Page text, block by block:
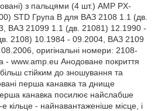
з пальцями (4 шт.) AMP PX-
STD Група В для ВАЗ 2108 1.1 (дв.
ВАЗ 21099 1.1 (дв. 21081) 12.1990 -
2108) 10.1984 - 09.2004, ВАЗ 2109
оригінальні номери: 2108-
- www.amp.eu Анодоване покриття
стійким до зношування та
перша канавка та днище
канавка посилює найслабше
кільце - найнавантаженіше місце, і